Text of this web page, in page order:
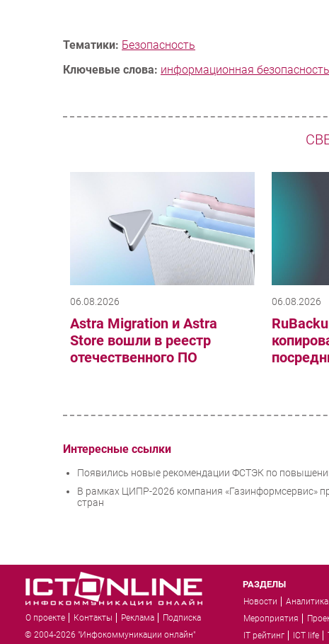
Тематики: Безопасность
Ключевые слова: информационная безопасность
06.08.2026
Astra Migration и Astra
Store вошли в реестр
отечественного ПО
06.08.2026
Интересные ссылки
Появились новые рекомендации ФСТЭК по
В рамках ЦИПР-2026 компания «Газинформсервис»
стран
О проекте Контакты Реклама
Подписка
© 2004-2026 "Инфокоммуникации онлайн"
РАЗДЕЛЫ
Новости Аналитика
Мероприятия
IT рейтинг
ICT life